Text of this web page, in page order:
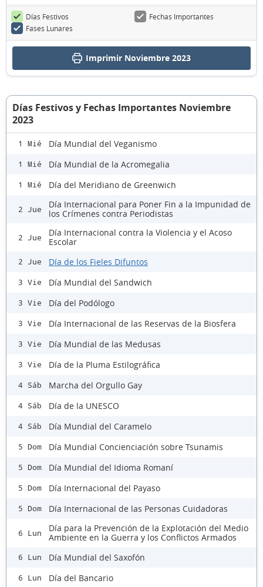
Días Festivos
Fechas Importantes
Fases Lunares
Imprimir Noviembre 2023
Días Festivos y Fechas Importantes Noviembre
2023
1 Mié Día Mundial del Veganismo
1 Mié Día Mundial de la Acromegalia
1 Mié Día del Meridiano de Greenwich
2 Jue
Día Internacional para Poner Fin a la Impunidad de
los Crímenes contra Periodistas
2 Jue
Día Internacional contra la Violencia y el Acoso
Escolar
2 Jue Día de los Fieles Difuntos
3 Vie Día Mundial del Sandwich
3 Vie Día del Podólogo
3 Vie Día Internacional de las Reservas de la Biosfera
3 Vie Día Mundial de las Medusas
3 Vie Día de la Pluma Estilográfica
4 Sáb Marcha del Orgullo Gay
4 Sáb Día de la UNESCO
4 Sáb Día Mundial del Caramelo
5 Dom Día Mundial Concienciación sobre Tsunamis
5 Dom Día Mundial del Idioma Romaní
5 Dom Día Internacional del Payaso
5 Dom Día Internacional de las Personas Cuidadoras
6 Lun
Día para la Prevención de la Explotación del Medio
Ambiente en la Guerra y los Conflictos Armados
6 Lun Día Mundial del Saxofón
6 Lun Día del Bancario